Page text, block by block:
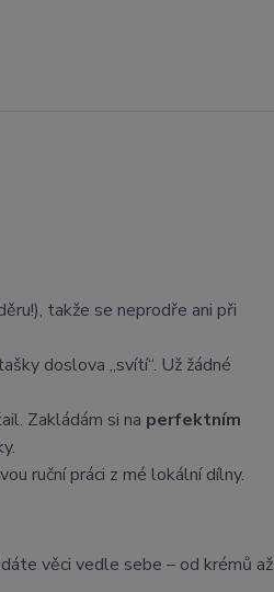
takže se neprodře ani při
doslova „svítí“. Už žádné
Zakládám si na perfektním
ruční práci z mé lokální dílny.
věci vedle sebe – od krémů až